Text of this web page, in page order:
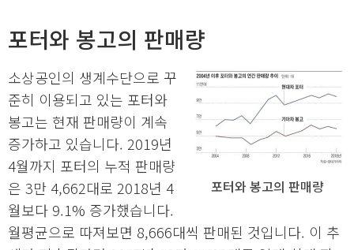
포터와 봉고의 판매량
포터와 봉고의 판매량
소상공인의 생계수단으로 꾸
준히 이용되고 있는 포터와
봉고는 현재 판매량이 계속
증가하고 있습니다. 2019년
4월까지 포터의 누적 판매량
은 3만 4,662대로 2018년 4
월보다 9.1% 증가했습니다.
월평균으로 따져보면 8,666대씩 판매된 것입니다. 이 추